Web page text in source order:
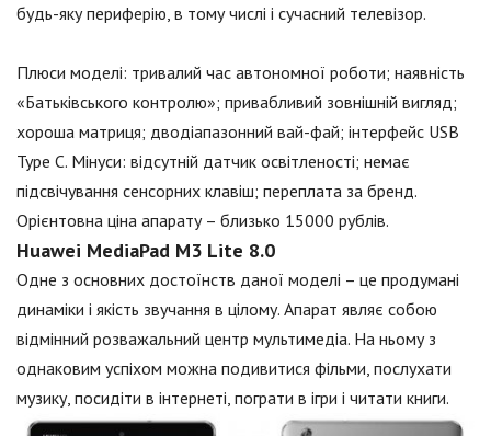
будь-яку периферію, в тому числі і сучасний телевізор.
Плюси моделі: тривалий час автономної роботи; наявність
«Батьківського контролю»; привабливий зовнішній вигляд;
хороша матриця; дводіапазонний вай-фай; інтерфейс USB
Type С. Мінуси: відсутній датчик освітленості; немає
підсвічування сенсорних клавіш; переплата за бренд.
Орієнтовна ціна апарату – близько 15000 рублів.
Huawei MediaPad M3 Lite 8.0
Одне з основних достоїнств даної моделі – це продумані
динаміки і якість звучання в цілому. Апарат являє собою
відмінний розважальний центр мультимедіа. На ньому з
однаковим успіхом можна подивитися фільми, послухати
музику, посидіти в інтернеті, пограти в ігри і читати книги.